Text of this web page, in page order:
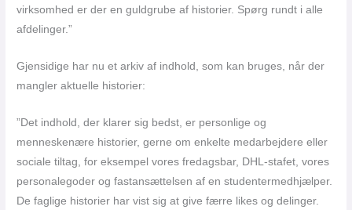
virksomhed er der en guldgrube af historier. Spørg rundt i alle
afdelinger.”
Gjensidige har nu et arkiv af indhold, som kan bruges, når der
mangler aktuelle historier:
”Det indhold, der klarer sig bedst, er personlige og
menneskenære historier, gerne om enkelte medarbejdere eller
sociale tiltag, for eksempel vores fredagsbar, DHL-stafet, vores
personalegoder og fastansættelsen af en studentermedhjælper.
De faglige historier har vist sig at give færre likes og delinger.